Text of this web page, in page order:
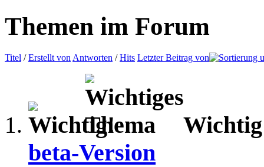
Themen im Forum
Titel /Erstellt von Antworten /Hits Letzter Beitrag von
beta-Version